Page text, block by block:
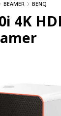
BEAMER BENQ
4K